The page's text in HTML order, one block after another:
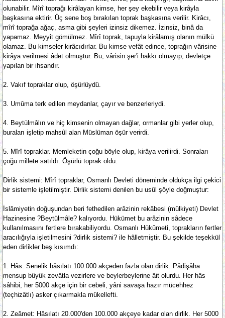
olunabilir. Mîrî toprağı kirâlayan kimse, her şey ekebilir veya kirâyla
başkasına ektirir. Üç sene boş bırakılan toprak başkasına verilir. Kirâcı,
mîrî toprağa ağaç, asma gibi şeyleri izinsiz dikemez. İzinsiz, binâ da
yapamaz. Meyyit gömülmez. Mîrî toprak, tapuyla kirâlamış olanın mülkü
olamaz. Bu kimseler kirâcıdırlar. Bu kimse vefât edince, toprağın vârisine
kirâya verilmesi âdet olmuştur. Bu, vârisin şer'i hakkı olmayıp, devletçe
yapılan bir ihsandır.
2. Vakıf topraklar olup, öşürlüydü.
3. Umûma terk edilen meydanlar, çayır ve benzerleriydi.
4. Beytülmâlın ve hiç kimsenin olmayan dağlar, ormanlar gibi yerler olup,
buraları işletip mahsûl alan Müslüman öşür verirdi.
5. Mîrî topraklar. Memleketin çoğu böyle olup, kirâya verilirdi. Sonraları
çoğu millete satıldı. Öşürlü toprak oldu.
Dirlik sistemi: Mîrî topraklar, Osmanlı Devleti döneminde oldukça ilgi çekici
bir sistemle işletilmiştir. Dirlik sistemi denilen bu usûl şöyle doğmuştur:
İslâmiyetin doğuşundan beri fethedilen arâzinin rekâbesi (mülkiyeti) Devlet
Hazinesine ?Beytülmâle? kalıyordu. Hükümet bu arâzinin sâdece
kullanılmasını fertlere bırakabiliyordu. Osmanlı Hükûmeti, toprakların fertler
aracılığıyla işletilmesini ?dirlik sistemi? ile hâlletmiştir. Bu şekilde teşekkül
eden dirlikler beş kısımdı:
1. Hâs: Senelik hâsılatı 100.000 akçeden fazla olan dirlik. Pâdişâha
mensup büyük zevâtla vezirlere ve beylerbeylerine âit olurdu. Her hâs
sâhibi, her 5000 akçe için bir cebeli, yâni savaşa hazır mücehhez
(teçhizâtlı) asker çıkarmakla mükellefti.
2. Zeâmet: Hâsılatı 20.000'den 100.000 akçeye kadar olan dirlik. Her 5000